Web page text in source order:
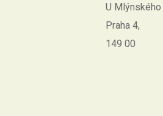
U
Praha 4,
149 00